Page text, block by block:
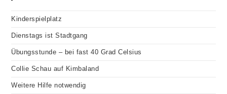
Kinderspielplatz
Dienstags ist Stadtgang
Übungsstunde – bei fast 40 Grad Celsius
Collie Schau auf Kimbaland
Weitere Hilfe notwendig